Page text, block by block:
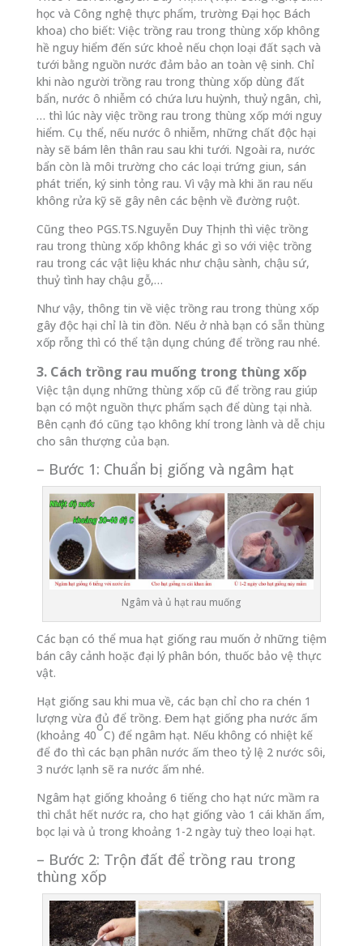
học và Công nghệ thực phẩm, trường Đại học Bách
khoa) cho biết: Việc trồng rau trong thùng xốp không
hề nguy hiểm đến sức khoẻ nếu chọn loại đất sạch và
tưới bằng nguồn nước đảm bảo an toàn vệ sinh. Chỉ
khi nào người trồng rau trong thùng xốp dùng đất
bẩn, nước ô nhiễm có chứa lưu huỳnh, thuỷ ngân, chì,
… thì lúc này việc trồng rau trong thùng xốp mới nguy
hiểm. Cụ thể, nếu nước ô nhiễm, những chất độc hại
này sẽ bám lên thân rau sau khi tưới. Ngoài ra, nước
bẩn còn là môi trường cho các loại trứng giun, sán
phát triển, ký sinh tỏng rau. Vì vậy mà khi ăn rau nếu
không rửa kỹ sẽ gây nên các bệnh về đường ruột.
Cũng theo PGS.TS.Nguyễn Duy Thịnh thì việc trồng
rau trong thùng xốp không khác gì so với việc trồng
rau trong các vật liệu khác như chậu sành, chậu sứ,
thuỷ tình hay chậu gỗ,…
Như vậy, thông tin về việc trồng rau trong thùng xốp
gây độc hại chỉ là tin đồn. Nếu ở nhà bạn có sẵn thùng
xốp rỗng thì có thể tận dụng chúng để trồng rau nhé.
3. Cách trồng rau muống trong thùng xốp
Việc tận dụng những thùng xốp cũ để trồng rau giúp
bạn có một nguồn thực phẩm sạch để dùng tại nhà.
Bên cạnh đó cũng tạo không khí trong lành và dễ chịu
cho sân thượng của bạn.
– Bước 1: Chuẩn bị giống và ngâm hạt
Ngâm và ủ hạt rau muống
Các bạn có thể mua hạt giống rau muốn ở những tiệm
bán cây cảnh hoặc đại lý phân bón, thuốc bảo vệ thực
vật.
Hạt giống sau khi mua về, các bạn chỉ cho ra chén 1
lượng vừa đủ để trồng. Đem hạt giống pha nước ấm
(khoảng 40
o
C) để ngâm hạt. Nếu không có nhiệt kế
để đo thì các bạn phân nước ấm theo tỷ lệ 2 nước sôi,
3 nước lạnh sẽ ra nước ấm nhé.
Ngâm hạt giống khoảng 6 tiếng cho hạt nức mầm ra
thì chắt hết nước ra, cho hạt giống vào 1 cái khăn ẩm,
bọc lại và ủ trong khoảng 1-2 ngày tuỳ theo loại hạt.
– Bước 2: Trộn đất để trồng rau trong
thùng xốp